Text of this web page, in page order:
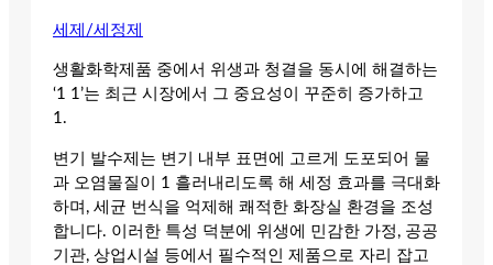
세제/세정제
생활화학제품 중에서 위생과 청결을 동시에 해결하는
‘1 1’는 최근 시장에서 그 중요성이 꾸준히 증가하고
1.
변기 발수제는 변기 내부 표면에 고르게 도포되어 물
과 오염물질이 1 흘러내리도록 해 세정 효과를 극대화
하며, 세균 번식을 억제해 쾌적한 화장실 환경을 조성
합니다. 이러한 특성 덕분에 위생에 민감한 가정, 공공
기관, 상업시설 등에서 필수적인 제품으로 자리 잡고